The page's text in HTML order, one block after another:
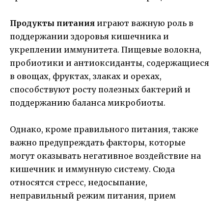
Продукты питания играют важную роль в
поддержании здоровья кишечника и
укреплении иммунитета. Пищевые волокна,
пробиотики и антиоксиданты, содержащиеся
в овощах, фруктах, злаках и орехах,
способствуют росту полезных бактерий и
поддержанию баланса микробиоты.
Однако, кроме правильного питания, также
важно предупреждать факторы, которые
могут оказывать негативное воздействие на
кишечник и иммунную систему. Сюда
относятся стресс, недосыпание,
неправильный режим питания, прием